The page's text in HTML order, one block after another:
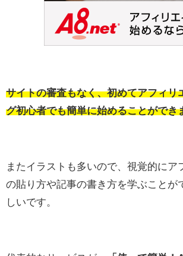
サイトの審査もなく、初めてアフィリ
グ初心者でも簡単に始めることができ
またイラストも多いので、視覚的にア
の貼り方や記事の書き方を学ぶことが
しいです。